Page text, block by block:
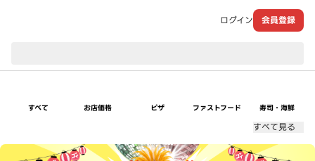
ログイン 会員登録
すべて お店価格 ピザ ファストフード 寿司・海鮮
すべて見る
超ゴイゴイヤスー夏祭